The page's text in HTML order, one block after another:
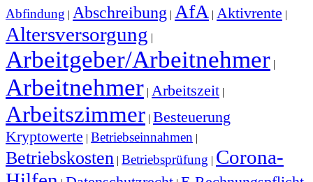
Abfindung | Abschreibung | AfA | Aktivrente |
Altersversorgung |
Arbeitgeber/Arbeitnehmer |
Arbeitnehmer | Arbeitszeit |
Arbeitszimmer | Besteuerung
Kryptowerte | Betriebseinnahmen |
Betriebskosten | Betriebsprüfung | Corona-